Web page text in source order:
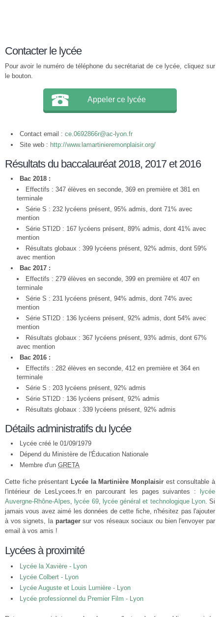
Contacter le lycée
Pour avoir le numéro de téléphone du secrétariat de ce lycée, cliquez sur
le bouton.
Appeler ce lycée
Contact email : ce.0692866r@ac-lyon.fr
Site web : http://www.lamartinieremonplaisir.org/
Résultats du baccalauréat 2018, 2017 et 2016
Bac 2018 :
Effectifs : 347 élèves en seconde, 369 en première et 381 en
terminale
Série S : 232 lycéens présent, 95% admis, dont 71% avec
mention
Série STI2D : 167 lycéens présent, 89% admis, dont 41% avec
mention
Résultats globaux : 399 lycéens présent, 92% admis, dont 59%
avec mention
Bac 2017 :
Effectifs : 279 élèves en seconde, 399 en première et 407 en
terminale
Série S : 231 lycéens présent, 94% admis, dont 74% avec
mention
Série STI2D : 136 lycéens présent, 92% admis, dont 54% avec
mention
Résultats globaux : 367 lycéens présent, 93% admis, dont 67%
avec mention
Bac 2016 :
Effectifs : 282 élèves en seconde, 412 en première et 364 en
terminale
Série S : 203 lycéens présent, 92% admis
Série STI2D : 136 lycéens présent, 92% admis
Résultats globaux : 339 lycéens présent, 92% admis
Détails administratifs du lycée
Lycée créé le 01/09/1979
Dépend du Ministère de l'Éducation Nationale
Membre d'un GRETA
Cette fiche présentant Lycée la Martinière Monplaisir est consultable à
l'intérieur de LesLycees.fr en parcourant les pages suivantes :
lycée
Auvergne-Rhône-Alpes, lycée 69, lycée général et technologique Lyon. Si
jamais vous avez aimé les données de cette fiche, n'hésitez pas l'ajouter
à vos signets, la partagersur vos réseaux sociaux ou bien l'envoyer par
email à vos amis !
Lycées à proximité
Lycée la Xavière - Lyon
Lycée Colbert - Lyon
Lycée Auguste et Louis Lumière - Lyon
Lycée professionnel du Premier Film - Lyon